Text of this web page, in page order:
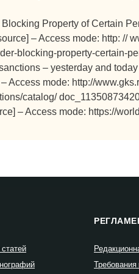
Property of Certain
– Access mode: http: //
blocking-property-certain-
– yesterday and today
Access mode: http://
catalog/
– Access mode: https://